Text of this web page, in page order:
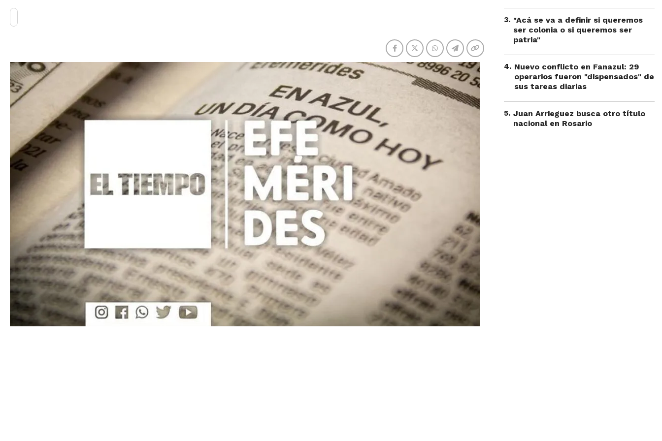
3. "Acá se va a definir si queremos
ser colonia o si queremos ser
patria"
4. Nuevo conflicto en Fanazul: 29
operarios fueron "dispensados" de
sus tareas diarias
5. Juan Arrieguez busca otro título
nacional en Rosario